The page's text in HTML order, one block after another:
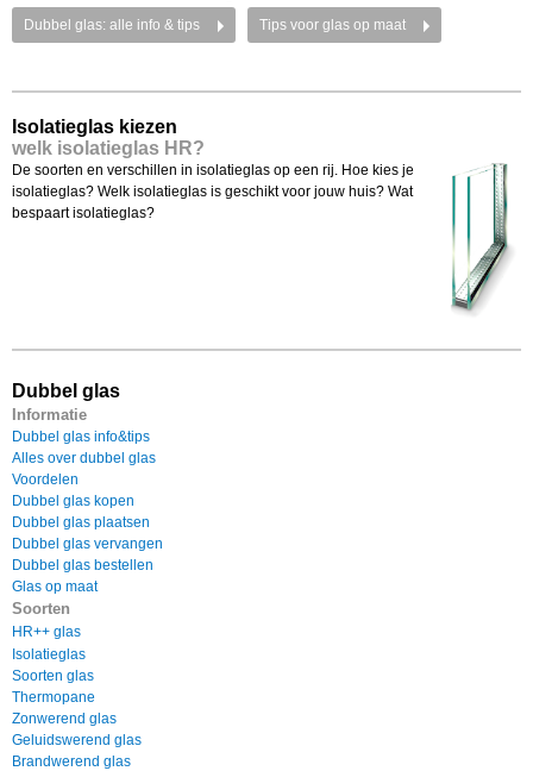
Isolatieglas kiezen
welk isolatieglas HR?
De soorten en verschillen in isolatieglas op een rij. Hoe kies je
isolatieglas? Welk isolatieglas is geschikt voor jouw huis? Wat
bespaart isolatieglas?
Dubbel glas
Informatie
Dubbel glas info&tips
Alles over dubbel glas
Voordelen
Dubbel glas kopen
Dubbel glas plaatsen
Dubbel glas vervangen
Dubbel glas bestellen
Glas op maat
Soorten
HR++ glas
Isolatieglas
Soorten glas
Thermopane
Zonwerend glas
Geluidswerend glas
Brandwerend glas
Dubbel glas: alle info & tips Tips voor glas op maat